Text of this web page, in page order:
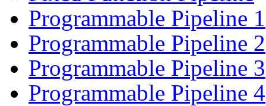
Programmable Pipeline 1
Programmable Pipeline 2
Programmable Pipeline 3
Programmable Pipeline 4